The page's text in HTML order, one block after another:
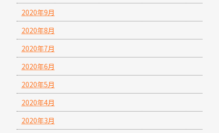
2020年9月
2020年8月
2020年7月
2020年6月
2020年5月
2020年4月
2020年3月